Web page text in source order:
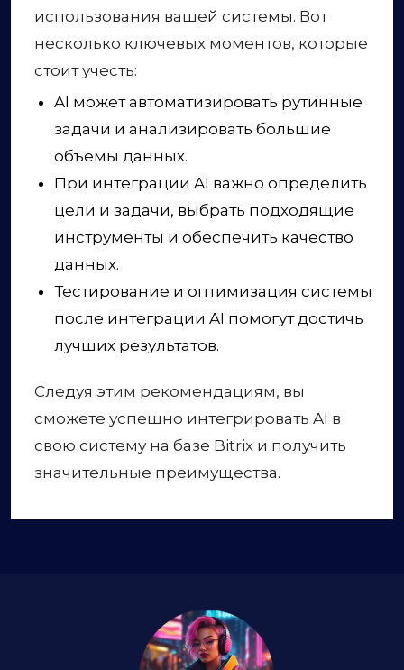
использования вашей системы. Вот
несколько ключевых моментов, которые
стоит учесть:
AI может автоматизировать рутинные
задачи и анализировать большие
объёмы данных.
При интеграции AI важно определить
цели и задачи, выбрать подходящие
инструменты и обеспечить качество
данных.
Тестирование и оптимизация системы
после интеграции AI помогут достичь
лучших результатов.
Следуя этим рекомендациям, вы
сможете успешно интегрировать AI в
свою систему на базе Bitrix и получить
значительные преимущества.